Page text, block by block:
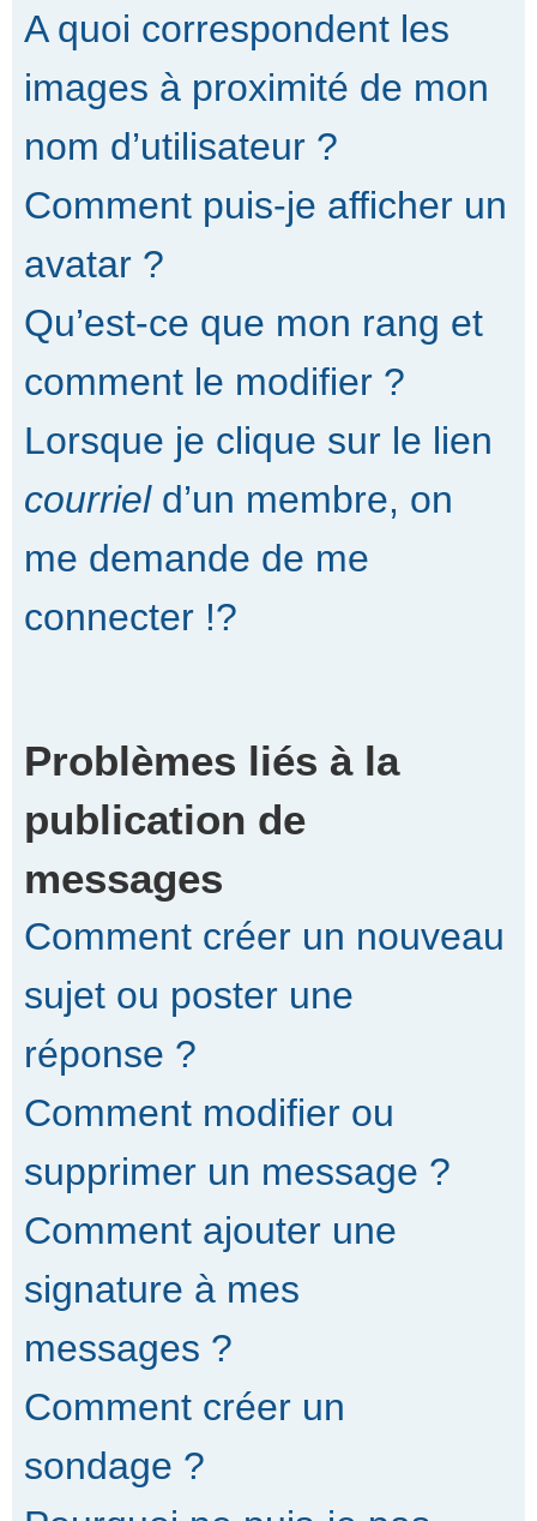
A quoi correspondent les
images à proximité de mon
nom d’utilisateur ?
Comment puis-je afficher un
avatar ?
Qu’est-ce que mon rang et
comment le modifier ?
Lorsque je clique sur le lien
courrield’un membre, on
me demande de me
connecter !?
Problèmes liés à la
publication de
messages
Comment créer un nouveau
sujet ou poster une
réponse ?
Comment modifier ou
supprimer un message ?
Comment ajouter une
signature à mes
messages ?
Comment créer un
sondage ?